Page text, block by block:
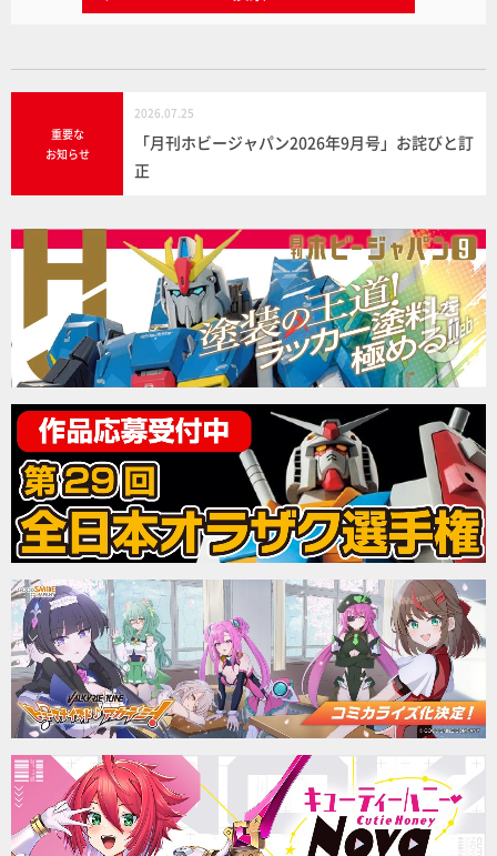
重要な
お知らせ
2026.07.25
「月刊ホビージャパン2026年9月号」お詫びと訂
正